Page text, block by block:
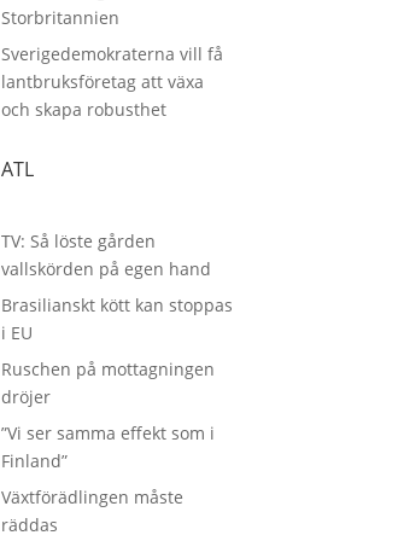
Storbritannien
Sverigedemokraterna vill få
lantbruksföretag att växa
och skapa robusthet
ATL
TV: Så löste gården
vallskörden på egen hand
Brasilianskt kött kan stoppas
i EU
Ruschen på mottagningen
dröjer
”Vi ser samma effekt som i
Finland”
Växtförädlingen måste
räddas